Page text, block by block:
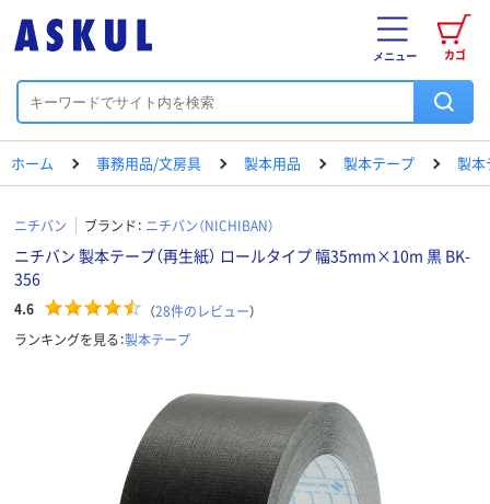
カゴ
メニュー
ホーム 事務用品/文房具 製本用品 製本テープ 製本
ニチバン ブランド： ニチバン（NICHIBAN）
ニチバン 製本テープ（再生紙） ロールタイプ 幅35mm×10m 黒 BK-
356
4.6 （28件のレビュー）
ランキングを見る：製本テープ